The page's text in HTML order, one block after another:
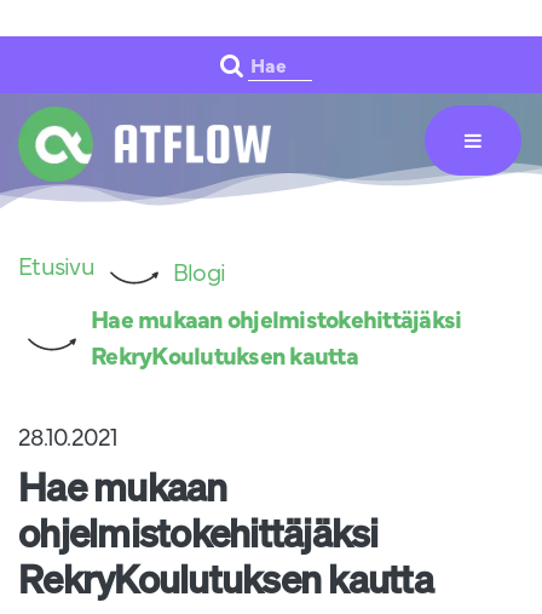
Hae
Etusivu
Blogi
Hae mukaan ohjelmistokehittäjäksi
RekryKoulutuksen kautta
28.10.2021
Hae mukaan
ohjelmistokehittäjäksi
RekryKoulutuksen kautta